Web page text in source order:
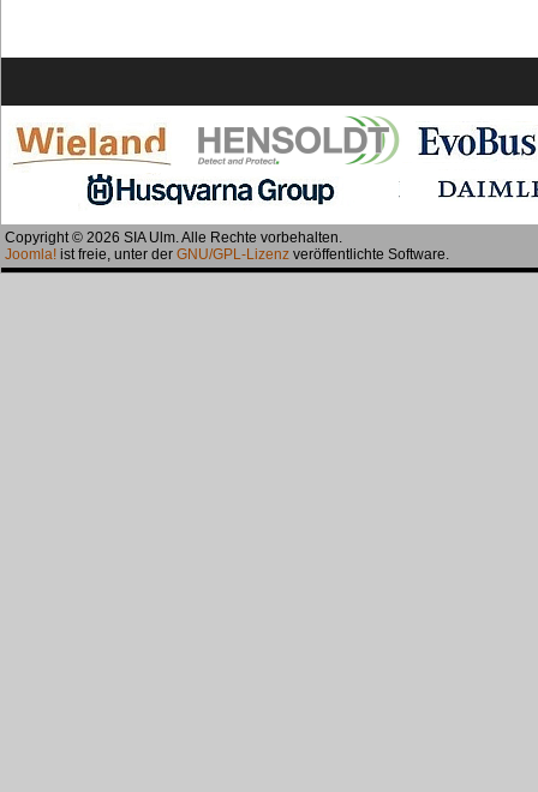
Copyright © 2026 SIA Ulm. Alle Rechte vorbehalten.
Joomla! ist freie, unter der GNU/GPL-Lizenz veröffentlichte Software.